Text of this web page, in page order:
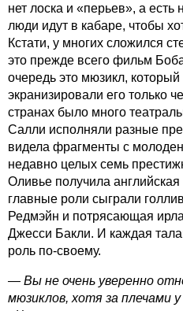
нет лоска и «перьев», а
люди идут в кабаре, чтобы
Кстати, у многих сложился
это прежде всего фильм
очередь это мюзикл,
экранизировали его только
странах было много
Салли исполняли разные
видела фрагменты с
недавно целых семь
Оливье получила анг­лийская
главные роли сыграли
Редмэйн и потрясающая
Джесси Бакли. И каждая
роль по-своему.
— Вы не очень уверенно
мюзиклов, хотя за плечами